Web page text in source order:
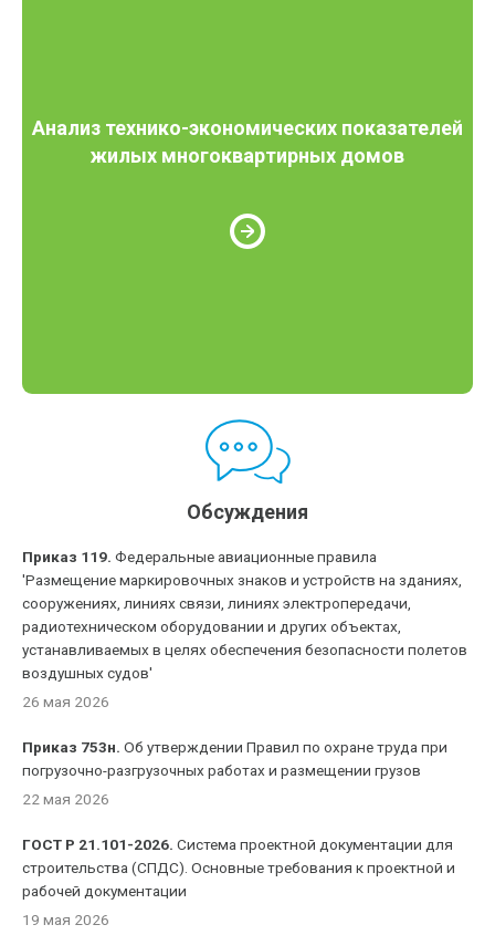
Анализ технико-экономических показателей
жилых многоквартирных домов
Обсуждения
Приказ 119. Федеральные авиационные правила
'Размещение маркировочных знаков и устройств на зданиях,
сооружениях, линиях связи, линиях электропередачи,
радиотехническом оборудовании и других объектах,
устанавливаемых в целях обеспечения безопасности полетов
воздушных судов'
26 мая 2026
Приказ 753н. Об утверждении Правил по охране труда при
погрузочно-разгрузочных работах и размещении грузов
22 мая 2026
ГОСТ Р 21.101-2026. Система проектной документации для
строительства (СПДС). Основные требования к проектной и
рабочей документации
19 мая 2026